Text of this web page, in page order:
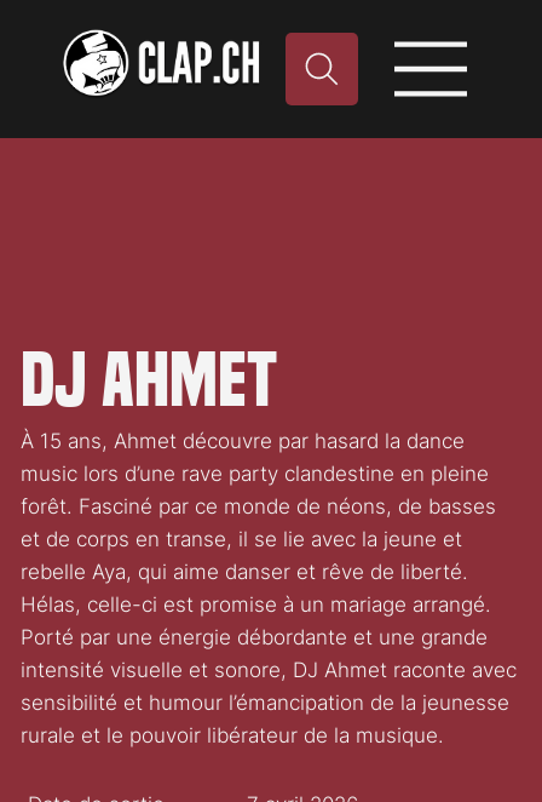
DJ Ahmet
À 15 ans, Ahmet découvre par hasard la dance
music lors d’une rave party clandestine en pleine
forêt. Fasciné par ce monde de néons, de basses
et de corps en transe, il se lie avec la jeune et
rebelle Aya, qui aime danser et rêve de liberté.
Hélas, celle-ci est promise à un mariage arrangé.
Porté par une énergie débordante et une grande
intensité visuelle et sonore, DJ Ahmet raconte avec
sensibilité et humour l’émancipation de la jeunesse
rurale et le pouvoir libérateur de la musique.